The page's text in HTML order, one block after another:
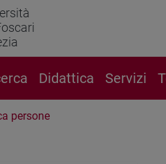
Didattica Servizi
persone